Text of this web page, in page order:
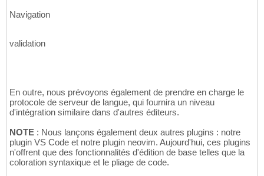
62
64
65
69
70
71
73
74
75
76
     */
public Database(@Named("username")
      this.password = password;
      this.host = host;
      this.port = port;
    }
  }
  public enum Environment {
46
49
53
54
55
57
  enum class Environment(
    DEV("dev"),
    PROD("prod");
    override fun toString() = value
}
Navigation
validation
En outre, nous prévoyons également de prendre en charge le
protocole de serveur de langue, qui fournira un niveau
d'intégration similaire dans d'autres éditeurs.
NOTE : Nous lançons également deux autres plugins : notre
plugin VS Code et notre plugin neovim. Aujourd'hui, ces plugins
n'offrent que des fonctionnalités d'édition de base telles que la
coloration syntaxique et le pliage de code.